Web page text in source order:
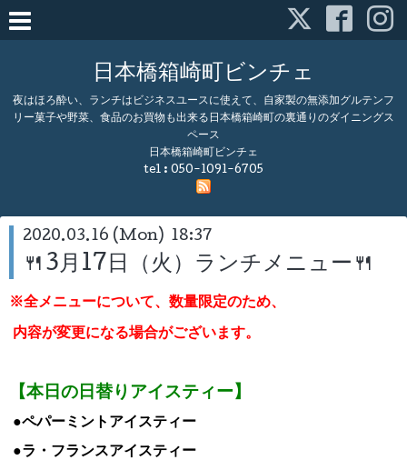
日本橋箱崎町ビンチェ
夜はほろ酔い、ランチはビジネスユースに使えて、自家製の無添加グルテンフ
リー菓子や野菜、食品のお買物も出来る日本橋箱崎町の裏通りのダイニングス
ペース
日本橋箱崎町ビンチェ
tel : 050-1091-6705
2020.03.16 (Mon) 18:37
🍴3月17日（火）ランチメニュー🍴
※全メニューについて、数量限定のため、
内容が変更になる場合がございます。
【本日の日替りアイスティー】
●ペパーミントアイスティー
●ラ・フランスアイスティー